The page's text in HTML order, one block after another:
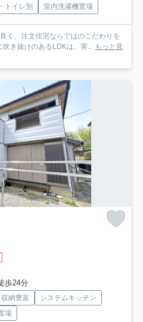
トイレ別 室内洗濯機置場
く、注文住宅ならではのこだわりを
き抜けのあるLDKは、実... もっと見
歩24分
収納豊富
システムキッチン
場